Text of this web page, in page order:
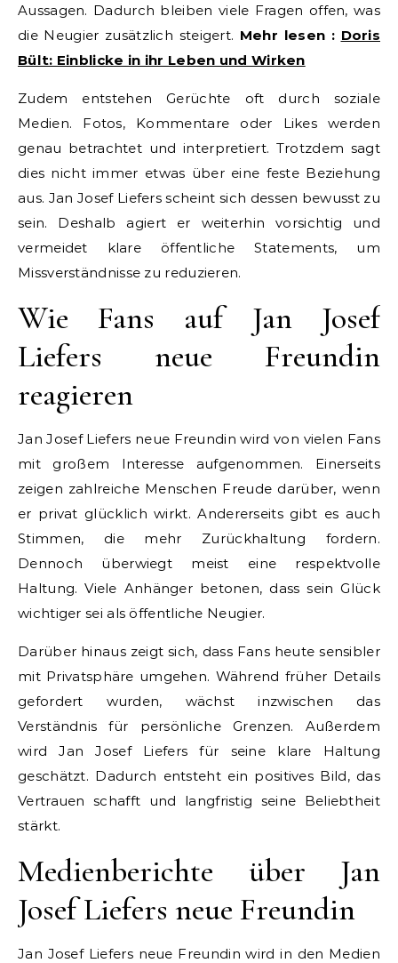
Aussagen. Dadurch bleiben viele Fragen offen, was
die Neugier zusätzlich steigert. Mehr lesen : Doris
Bült: Einblicke in ihr Leben und Wirken
Zudem entstehen Gerüchte oft durch soziale
Medien. Fotos, Kommentare oder Likes werden
genau betrachtet und interpretiert. Trotzdem sagt
dies nicht immer etwas über eine feste Beziehung
aus. Jan Josef Liefers scheint sich dessen bewusst zu
sein. Deshalb agiert er weiterhin vorsichtig und
vermeidet klare öffentliche Statements, um
Missverständnisse zu reduzieren.
Wie Fans auf Jan Josef
Liefers neue Freundin
reagieren
Jan Josef Liefers neue Freundin wird von vielen Fans
mit großem Interesse aufgenommen. Einerseits
zeigen zahlreiche Menschen Freude darüber, wenn
er privat glücklich wirkt. Andererseits gibt es auch
Stimmen, die mehr Zurückhaltung fordern.
Dennoch überwiegt meist eine respektvolle
Haltung. Viele Anhänger betonen, dass sein Glück
wichtiger sei als öffentliche Neugier.
Darüber hinaus zeigt sich, dass Fans heute sensibler
mit Privatsphäre umgehen. Während früher Details
gefordert wurden, wächst inzwischen das
Verständnis für persönliche Grenzen. Außerdem
wird Jan Josef Liefers für seine klare Haltung
geschätzt. Dadurch entsteht ein positives Bild, das
Vertrauen schafft und langfristig seine Beliebtheit
stärkt.
Medienberichte über Jan
Josef Liefers neue Freundin
Jan Josef Liefers neue Freundin wird in den Medien